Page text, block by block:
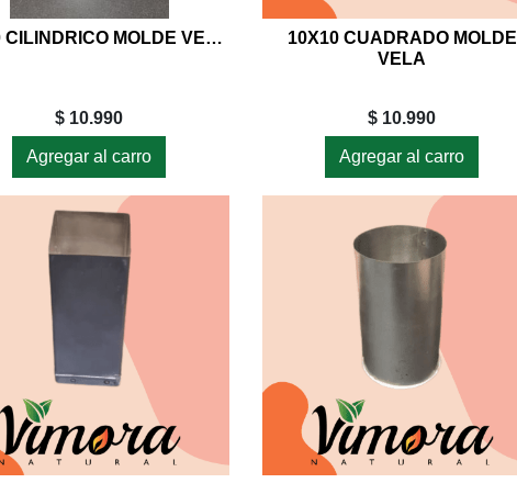
10X10 CILINDRICO MOLDE VELA
$ 10.990
Agregar al carro
10X10 CUADRADO MOLDE
VELA
$ 10.990
Agregar al carro